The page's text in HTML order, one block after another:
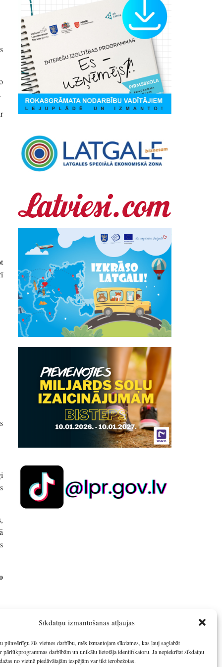
Sīkdatņu izmantošanas atļaujas
pilnvērtīgu šīs vietnes darbību, mēs izmantojam sīkdatnes, kas ļauj saglabāt
pārlūkprogrammas darbībām un unikālu lietotāja identifikatoru. Ja nepiekrītat sīkdatņu
no vietnē piedāvātajām iespējām var tikt ierobežotas.